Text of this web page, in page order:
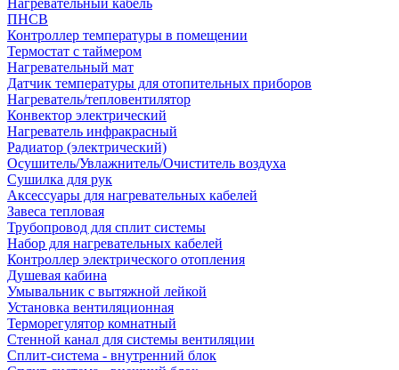
Нагревательный кабель
ПНСВ
Контроллер температуры в помещении
Термостат с таймером
Нагревательный мат
Датчик температуры для отопительных приборов
Нагреватель/тепловентилятор
Конвектор электрический
Нагреватель инфракрасный
Радиатор (электрический)
Осушитель/Увлажнитель/Очиститель воздуха
Сушилка для рук
Аксессуары для нагревательных кабелей
Завеса тепловая
Трубопровод для сплит системы
Набор для нагревательных кабелей
Контроллер электрического отопления
Душевая кабина
Умывальник с вытяжной лейкой
Установка вентиляционная
Терморегулятор комнатный
Стенной канал для системы вентиляции
Сплит-система - внутренний блок